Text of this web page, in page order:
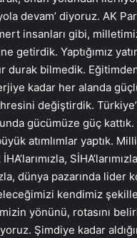
devam’ diyoruz. AK
insanları gibi,
getirdik. Yaptığımız
durak bilmedik.
kadar her alanda
değiştirdik.
gücümüze güç kattık.
atımlımlar yaptık.
dünya pazarında lider
kendimiz
yönünü, rotasını
Şimdiye kadar